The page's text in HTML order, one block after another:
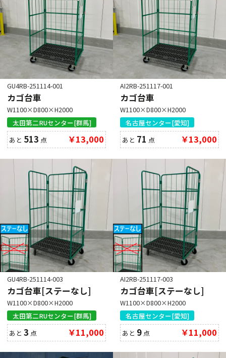
GU4RB-251114-001
カゴ台車
W1100×D800×H2000
太田第二RUセンター[群馬]
あと 513 点 ￥13,000
AI2RB-251117-001
カゴ台車
W1100×D800×H2000
名古屋センター[愛知]
あと 71 点 ￥13,000
GU4RB-251114-003
カゴ台車[ステーなし]
W1100×D800×H2000
太田第二RUセンター[群馬]
あと3 点 ￥11,000
AI2RB-251117-003
カゴ台車[ステーなし]
W1100×D800×H2000
名古屋センター[愛知]
あと 9 点 ￥11,000